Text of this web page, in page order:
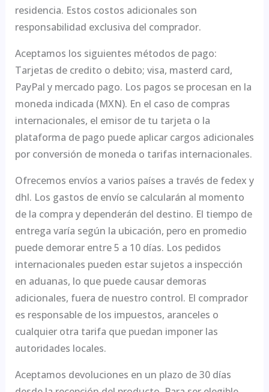
residencia. Estos costos adicionales son
responsabilidad exclusiva del comprador.
Aceptamos los siguientes métodos de pago:
Tarjetas de credito o debito; visa, masterd card,
PayPal y mercado pago. Los pagos se procesan en la
moneda indicada (MXN). En el caso de compras
internacionales, el emisor de tu tarjeta o la
plataforma de pago puede aplicar cargos adicionales
por conversión de moneda o tarifas internacionales.
Ofrecemos envíos a varios países a través de fedex y
dhl. Los gastos de envío se calcularán al momento
de la compra y dependerán del destino. El tiempo de
entrega varía según la ubicación, pero en promedio
puede demorar entre 5 a 10 días. Los pedidos
internacionales pueden estar sujetos a inspección
en aduanas, lo que puede causar demoras
adicionales, fuera de nuestro control. El comprador
es responsable de los impuestos, aranceles o
cualquier otra tarifa que puedan imponer las
autoridades locales.
Aceptamos devoluciones en un plazo de 30 días